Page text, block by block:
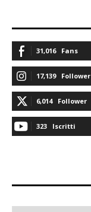
31,016 Fans
17,139 Follower
6,014 Follower
323 Iscritti